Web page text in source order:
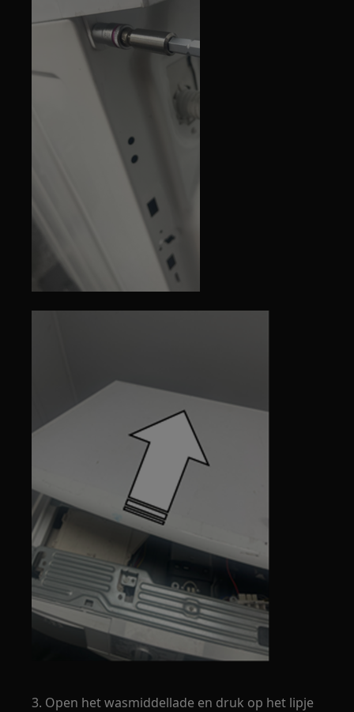
3. Open het wasmiddellade en druk op het lipje